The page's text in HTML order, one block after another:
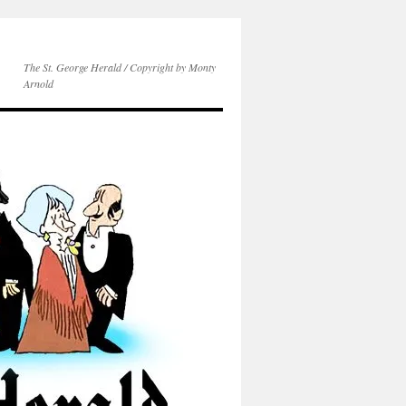
The St. George Herald / Copyright by Monty
Arnold